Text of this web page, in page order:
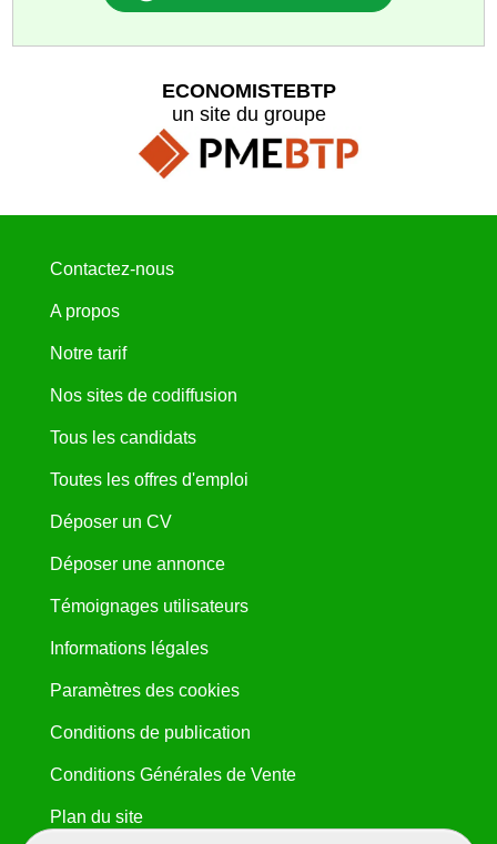
ECONOMISTEBTP
un site du groupe
Contactez-nous
A propos
Notre tarif
Nos sites de codiffusion
Tous les candidats
Toutes les offres d'emploi
Déposer un CV
Déposer une annonce
Témoignages utilisateurs
Informations légales
Paramètres des cookies
Conditions de publication
Conditions Générales de Vente
Plan du site